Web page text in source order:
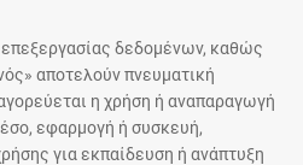
δεδομένων, καθώς
αποτελούν πνευματική
η χρήση ή αναπαραγωγή
εφαρμογή ή συσκευή,
για εκπαίδευση ή ανάπτυξη